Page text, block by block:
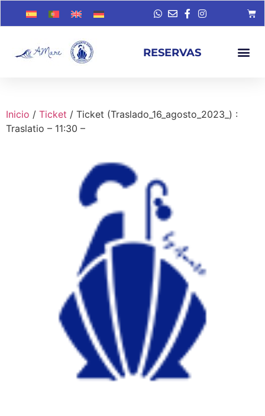
RESERVAS
Inicio / Ticket / Ticket (Traslado_16_agosto_2023_) :
Traslatio – 11:30 –